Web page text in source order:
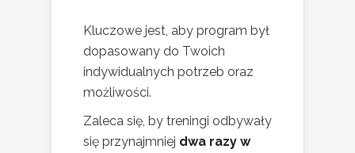
Kluczowe jest, aby program był
dopasowany do Twoich
indywidualnych potrzeb oraz
możliwości.
Zaleca się, by treningi odbywały
się przynajmniej dwa razy w